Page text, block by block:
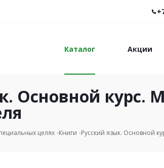
Каталог Акции
Основной курс.
целях Книги Русский язык. Основной